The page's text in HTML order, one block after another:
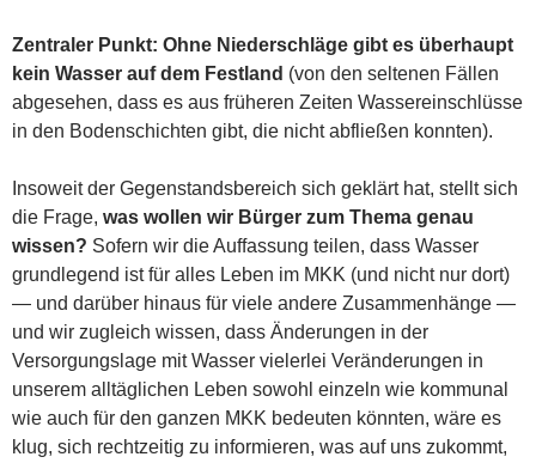
Zentraler Punkt: Ohne Niederschläge gibt es überhaupt
kein Wasser auf dem Festland (von den seltenen Fällen
abgesehen, dass es aus früheren Zeiten Wassereinschlüsse
in den Bodenschichten gibt, die nicht abfließen konnten).
Insoweit der Gegenstandsbereich sich geklärt hat, stellt sich
die Frage, was wollen wir Bürger zum Thema genau
wissen? Sofern wir die Auffassung teilen, dass Wasser
grundlegend ist für alles Leben im MKK (und nicht nur dort)
— und darüber hinaus für viele andere Zusammenhänge —
und wir zugleich wissen, dass Änderungen in der
Versorgungslage mit Wasser vielerlei Veränderungen in
unserem alltäglichen Leben sowohl einzeln wie kommunal
wie auch für den ganzen MKK bedeuten könnten, wäre es
klug, sich rechtzeitig zu informieren, was auf uns zukommt,